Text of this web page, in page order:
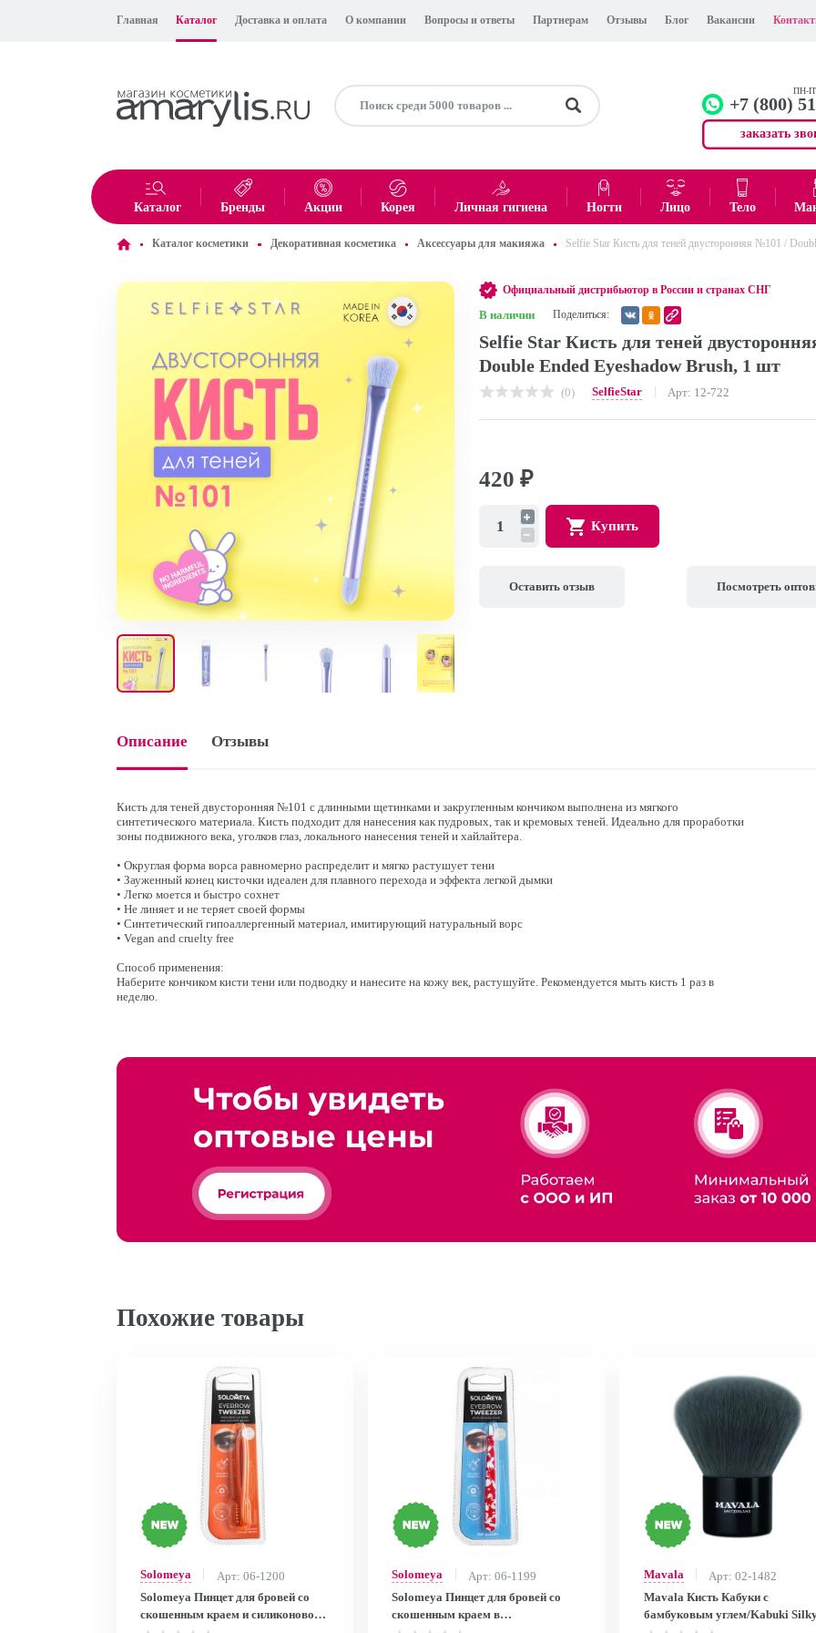
Главная Каталог Доставка и оплата О компании Вопросы и ответы Партнерам Отзывы Блог Вакансии
ПН-
+7 (800)
заказать
Офис +7 (499)
Итого: 0 ₽
Каталог Бренды Акции Корея Личная гигиена Ногти Лицо Тело
Каталог косметики Декоративная косметика Аксессуары для макияжа Selfie Star Кисть для теней двусторонняя №101 /
Официальный дистрибьютор в России и странах СНГ
В наличии Поделиться:
Selfie Star Кисть для теней
Double Ended Eyeshadow Brush, 1 шт
(0) SelfieStar Арт: 12-722
420 ₽
Купить
Оставить отзыв Посмотреть
Описание Отзывы
Кисть для теней двусторонняя №101 с длинными щетинками и закругленным кончиком выполнена из мягкого
синтетического материала. Кисть подходит для нанесения как пудровых, так и кремовых теней. Идеально для проработки
зоны подвижного века, уголков глаз, локального нанесения теней и хайлайтера.
• Округлая форма ворса равномерно распределит и мягко растушует тени
• Зауженный конец кисточки идеален для плавного перехода и эффекта легкой дымки
• Легко моется и быстро сохнет
• Не линяет и не теряет своей формы
• Синтетический гипоаллергенный материал, имитирующий натуральный ворс
• Vegan and cruelty free
Способ применения:
Наберите кончиком кисти тени или подводку и нанесите на кожу век, растушуйте. Рекомендуется мыть кисть 1 раз в
неделю.
Похожие товары
Solomeya
Арт: 06-1200
Solomeya Пинцет для бровей со
скошенным краем и силиконовой
Solomeya
Арт: 06-1199
Solomeya Пинцет для бровей со
скошенным краем в
Mavala
Арт: 02-1482
Mavala Кисть Кабуки с
бамбуковым углем/Kabuki